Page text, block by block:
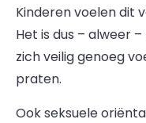
Kinderen voelen dit
Het is dus – alweer
zich veilig genoeg
praten.
Ook seksuele